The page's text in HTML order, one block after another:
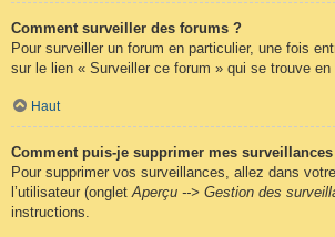
Comment surveiller des forums ?
Pour surveiller un forum en particulier, une fois
sur le lien « Surveiller ce forum » qui se trouve en
Haut
Comment puis-je supprimer mes
Pour supprimer vos surveillances, allez dans
l’utilisateur (onglet Aperçu --> Gestion des
instructions.